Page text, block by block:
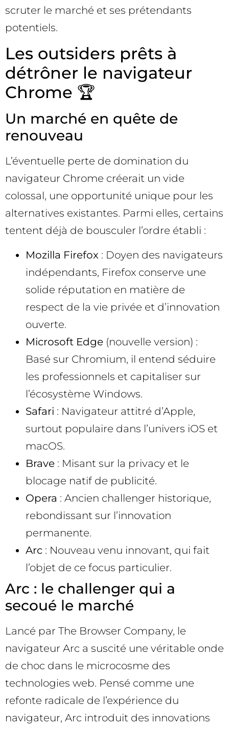
scruter le marché et ses prétendants
potentiels.
Les outsiders prêts à
détrôner le navigateur
Chrome 🏆
Un marché en quête de
renouveau
L’éventuelle perte de domination du
navigateur Chrome créerait un vide
colossal, une opportunité unique pour les
alternatives existantes. Parmi elles, certains
tentent déjà de bousculer l’ordre établi :
Mozilla Firefox : Doyen des navigateurs
indépendants, Firefox conserve une
solide réputation en matière de
respect de la vie privée et d’innovation
ouverte.
Microsoft Edge (nouvelle version) :
Basé sur Chromium, il entend séduire
les professionnels et capitaliser sur
l’écosystème Windows.
Safari : Navigateur attitré d’Apple,
surtout populaire dans l’univers iOS et
macOS.
Brave : Misant sur la privacy et le
blocage natif de publicité.
Opera : Ancien challenger historique,
rebondissant sur l’innovation
permanente.
Arc : Nouveau venu innovant, qui fait
l’objet de ce focus particulier.
Arc : le challenger qui a
secoué le marché
Lancé par The Browser Company, le
navigateur Arc a suscité une véritable onde
de choc dans le microcosme des
technologies web. Pensé comme une
refonte radicale de l’expérience du
navigateur, Arc introduit des innovations